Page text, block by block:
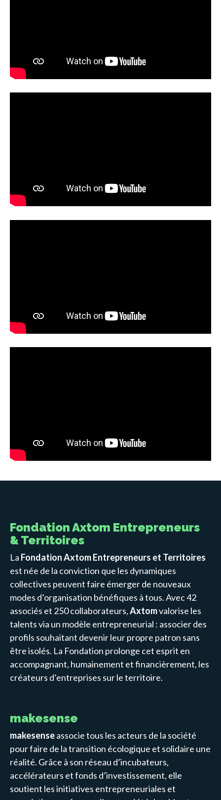
Fondation Axtom Entrepreneurs
& Territoires
La Fondation Axtom Entrepreneurs et Territoires
est née de la conviction que les dynamiques
collectives peuvent faire émerger de nouveaux
modes d’organisation bénéfiques à tous. Avec 42
associés et 250 collaborateurs,Axtomvalorise les
talents via un modèle entrepreneurial : associer des
profils souhaitant devenir leur propre patron sans
être isolés. La Fondation prolonge cet esprit en
accompagnant, humainement et financièrement, les
créateurs d’entreprises sur le territoire.
makesense
makesenseassocie tous les acteurs de la société
pour faire de la transition écologique et solidaire une
réalité. Grâce à son réseau d’incubateurs,
accélérateurs et fonds d’investissement, elle
soutient les initiatives entrepreneuriales et